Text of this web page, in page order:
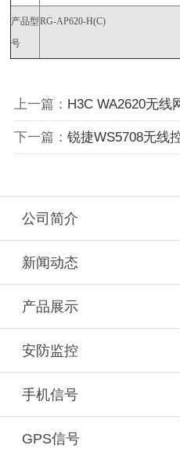
产品型
号
RG-AP620-H(C)
上一篇： H3C WA2620无线
下一篇： 锐捷WS5708无线
公司简介
新闻动态
产品展示
安防监控
手机信号
GPS信号